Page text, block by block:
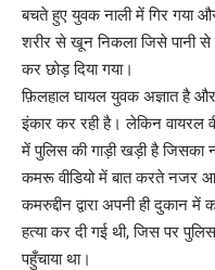
बचते हुए युवक नाली में गिर गया
शरीर से खून निकला जिसे पानी से
कर छोड़ दिया गया।
फ़िलहाल घायल युवक अज्ञात है
इंकार कर रही है। लेकिन वायरल
में पुलिस की गाड़ी खड़ी है
कमरू वीडियो में बात करते नजर आ
कमरुद्दीन द्वारा अपनी ही
हत्या कर दी गई थी, जिस पर
पहुँचाया था।